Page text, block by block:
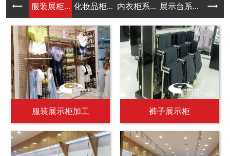
服装展柜... 化妆品柜... 内衣柜系... 展示台系... 中岛
服装展示柜加工 裤子展示柜